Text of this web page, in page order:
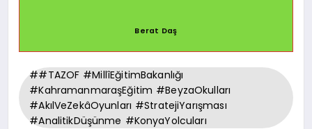
Berat Daş
##TAZOF #MillîEğitimBakanlığı
#KahramanmaraşEğitim #BeyzaOkulları
#AkılVeZekâOyunları #StratejiYarışması
#AnalitikDüşünme #KonyaYolcuları